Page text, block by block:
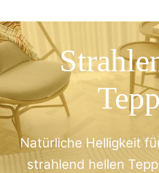
Natürliche Helligkeit
strahlend hellen